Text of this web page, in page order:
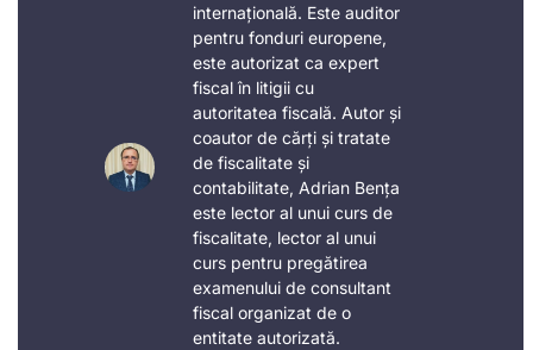
internațională. Este auditor
pentru fonduri europene,
este autorizat ca expert
fiscal în litigii cu
autoritatea fiscală. Autor și
coautor de cărți și tratate
de fiscalitate și
contabilitate, Adrian Bența
este lector al unui curs de
fiscalitate, lector al unui
curs pentru pregătirea
examenului de consultant
fiscal organizat de o
entitate autorizată.